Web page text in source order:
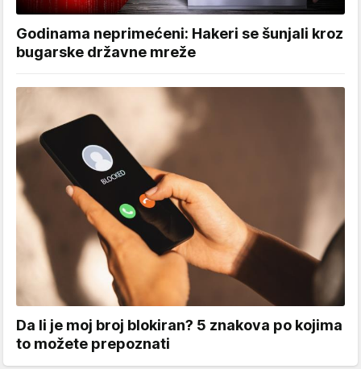
Godinama neprimećeni: Hakeri se šunjali kroz
bugarske državne mreže
Da li je moj broj blokiran? 5 znakova po kojima
to možete prepoznati